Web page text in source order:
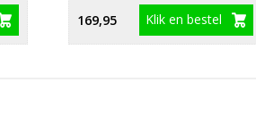
169,95 Klik en bestel